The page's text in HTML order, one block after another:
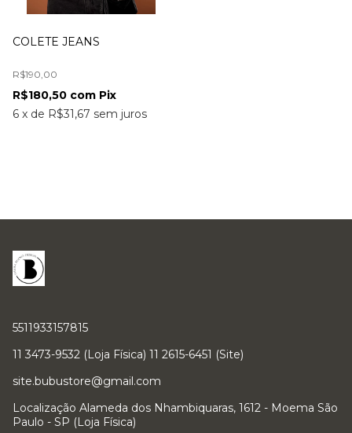
COLETE JEANS
R$190,00
6 x de R$31,67 sem juros
R$180,50 com Pix
5511933157815
11 3473-9532 (Loja Física) 11 2615-6451 (Site)
site.bubustore@gmail.com
Localização Alameda dos Nhambiquaras, 1612 - Moema São
Paulo - SP (Loja Física)